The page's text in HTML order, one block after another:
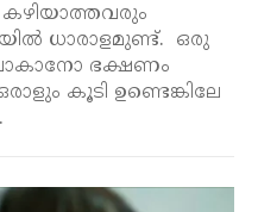
കഴിയാത്തവരും
ധാരാളമുണ്ട്. ഒരു
ഭക്ഷണം
കൂടി ഉണ്ടെങ്കിലേ